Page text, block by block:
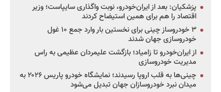
پزشکیان: بعد از ایران‌خودرو، نوبت واگذاری سایپاست؛ وزیر
اقتصاد را هم برای همین استیضاح کردند
۳ خودروساز چینی برای نخستین بار وارد جمع ۱۰ غول
خودروسازی جهان شدند
از ایران‌خودرو تا زامیاد؛ بازگشت علیمردان عظیمی به راس
مدیریت خودروسازی
چینی‌ها به قلب اروپا رسیدند؛ نمایشگاه خودرو پاریس ۲۰۲۶ به
میدان نبرد خودروسازان جهان تبدیل می‌شود